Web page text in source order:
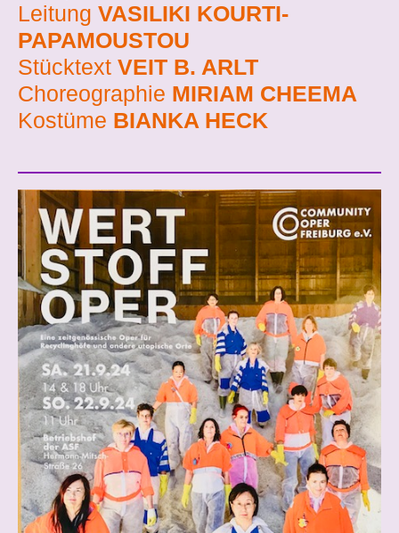
Leitung VASILIKI KOURTI-
PAPAMOUSTOU
Stücktext VEIT B. ARLT
Choreographie MIRIAM CHEEMA
Kostüme BIANKA HECK